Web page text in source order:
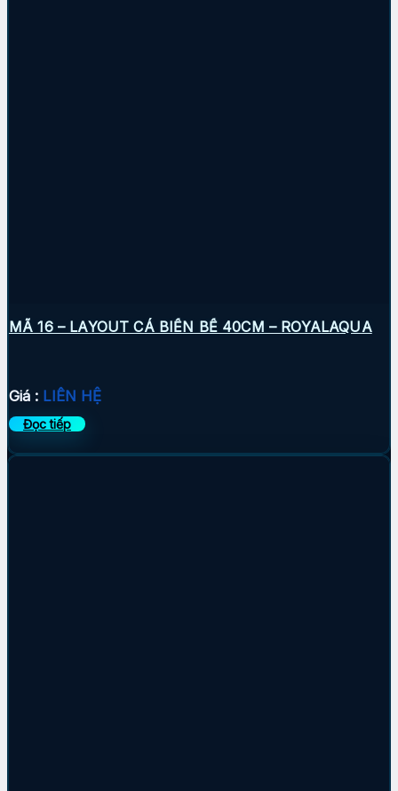
MÃ 16 – LAYOUT CÁ BIỂN BỂ 40CM – ROYALAQUA
Giá : LIÊN HỆ
Đọc tiếp